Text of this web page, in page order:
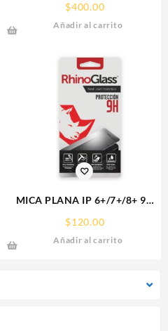
$400.00
Añadir al carrito
MICA PLANA IP 6+/7+/8+ 9H
RHINOGLASS
$120.00
Añadir al carrito